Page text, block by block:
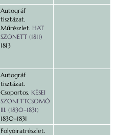
Autográf
tisztázat.
Műrészlet. HAT
SZONETT (1811)
1813
Autográf
tisztázat.
Csoportos. KÉSEI
SZONETTCSOMÓ
III. (1830–1831)
1830–1831
Folyóiratrészlet.